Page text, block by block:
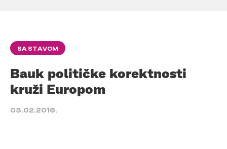
SA STAVOM
Bauk političke korektnosti
kruži Europom
03.02.2016.